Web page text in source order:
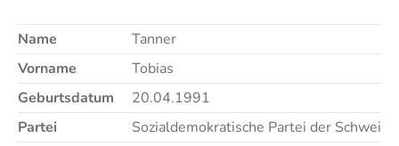
Name
Tanner
Vorname
Tobias
Geburtsdatum
20.04.1991
Partei
Sozialdemokratische Partei der Schweiz